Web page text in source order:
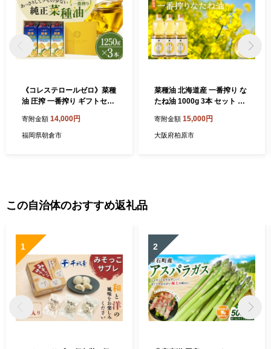
《コレステロールゼロ》菜種
油 圧搾 一番搾り ギフトセッ
（ サラダ油 純正 菜たね油 オ
ーガニック ギフト プレゼン
寄附金額 14,000円
福岡県朝倉市
菜種油 北海道産 一番搾り な
たね油 1000g 3本 セット 岡
油 天ぷら油 料理油 ドレッシ
ング 料理 揚げ物 大阪 大阪府
寄附金額 15,000円
大阪府柏原市
この自治体のおすすめ返礼品
1 2